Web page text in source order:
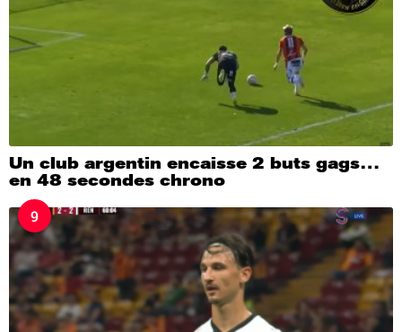
Un club argentin encaisse 2 buts gags…
en 48 secondes chrono
9